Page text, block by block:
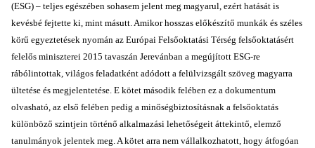
(ESG) – teljes egészében sohasem jelent meg magyarul, ezért hatását is
kevésbé fejtette ki, mint másutt. Amikor hosszas előkészítő munkák és széles
körű egyeztetések nyomán az Európai Felsőoktatási Térség felsőoktatásért
felelős miniszterei 2015 tavaszán Jerevánban a megújított ESG-re
rábólintottak, világos feladatként adódott a felülvizsgált szöveg magyarra
ültetése és megjelentetése. E kötet második felében ez a dokumentum
olvasható, az első felében pedig a minőségbiztosításnak a felsőoktatás
különböző szintjein történő alkalmazási lehetőségeit áttekintő, elemző
tanulmányok jelentek meg. A kötet arra nem vállalkozhatott, hogy átfogóan